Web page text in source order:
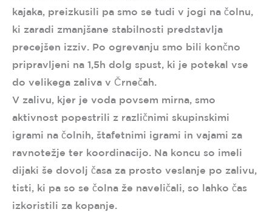
kajaka, preizkusili pa smo se tudi v jogi na čolnu,
ki zaradi zmanjšane stabilnosti predstavlja
precejšen izziv. Po ogrevanju smo bili končno
pripravljeni na 1,5h dolg spust, ki je potekal vse
do velikega zaliva v Črnečah.
V zalivu, kjer je voda povsem mirna, smo
aktivnost popestrili z različnimi skupinskimi
igrami na čolnih, štafetnimi igrami in vajami za
ravnotežje ter koordinacijo. Na koncu so imeli
dijaki še dovolj časa za prosto veslanje po zalivu,
tisti, ki pa so se čolna že naveličali, so lahko čas
izkoristili za kopanje.